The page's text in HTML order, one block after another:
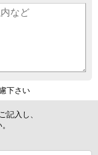
下さい
記入し、